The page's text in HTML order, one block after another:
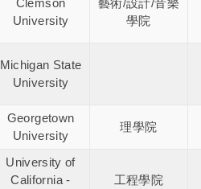
University
學院
Michigan State
University
Georgetown
University
理學院
University of
California -
工程學院